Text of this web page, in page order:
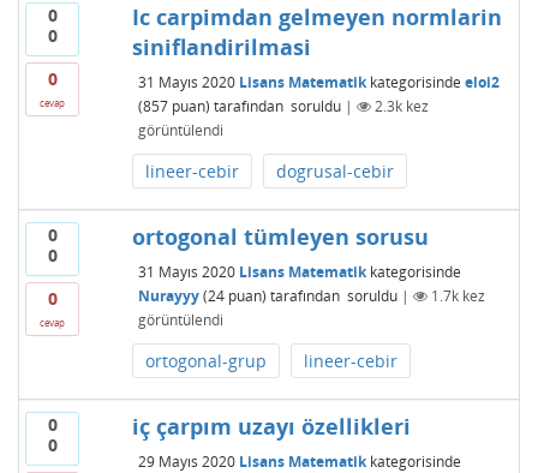
0
0
0
cevap
Ic carpimdan gelmeyen normlarin
siniflandirilmasi
31 Mayıs 2020 Lisans Matematikkategorisinde eloi2
(857puan) tarafından soruldu | 2.3kkez
görüntülendi
lineer-cebir dogrusal-cebir
0
0
0
cevap
ortogonal tümleyen sorusu
31 Mayıs 2020 Lisans Matematikkategorisinde
Nurayyy (24puan) tarafından soruldu | 1.7kkez
görüntülendi
ortogonal-grup lineer-cebir
0
0
iç çarpım uzayı özellikleri
29 Mayıs 2020 Lisans Matematikkategorisinde